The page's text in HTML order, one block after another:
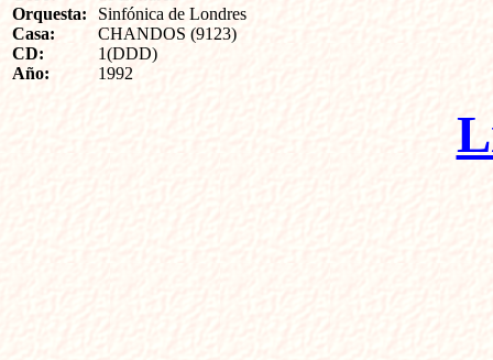
Orquesta:
Casa:
CD:
Año:
Sinfónica de Londres
CHANDOS (9123)
1(DDD)
1992